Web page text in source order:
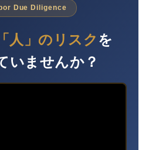
Due Diligence
「人」のリスク を
いませんか？